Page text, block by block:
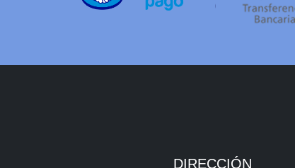
DIRECCIÓN